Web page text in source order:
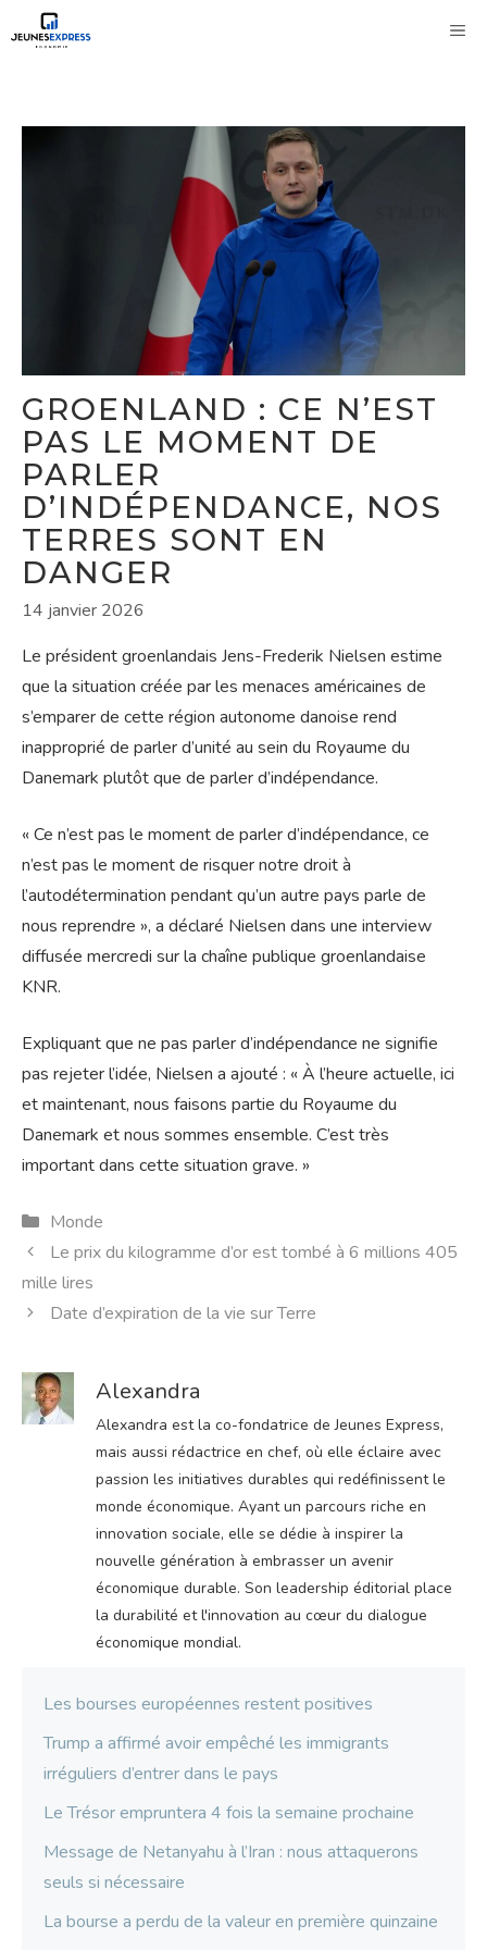
au
GROENLAND : CE N’EST
PAS LE MOMENT DE
PARLER
D’INDÉPENDANCE, NOS
TERRES SONT EN
DANGER
14 janvier 2026
Le président groenlandais Jens-Frederik Nielsen estime
que la situation créée par les menaces américaines de
s’emparer de cette région autonome danoise rend
inapproprié de parler d’unité au sein du Royaume du
Danemark plutôt que de parler d’indépendance.
« Ce n’est pas le moment de parler d’indépendance, ce
n’est pas le moment de risquer notre droit à
l’autodétermination pendant qu’un autre pays parle de
nous reprendre », a déclaré Nielsen dans une interview
diffusée mercredi sur la chaîne publique groenlandaise
KNR.
Expliquant que ne pas parler d’indépendance ne signifie
pas rejeter l’idée, Nielsen a ajouté : « À l’heure actuelle, ici
et maintenant, nous faisons partie du Royaume du
Danemark et nous sommes ensemble. C’est très
important dans cette situation grave. »
Catégories
Monde
Le prix du kilogramme d’or est tombé à 6 millions 405
mille lires
Date d’expiration de la vie sur Terre
Alexandra
Alexandra est la co-fondatrice de Jeunes Express,
mais aussi rédactrice en chef, où elle éclaire avec
passion les initiatives durables qui redéfinissent le
monde économique. Ayant un parcours riche en
innovation sociale, elle se dédie à inspirer la
nouvelle génération à embrasser un avenir
économique durable. Son leadership éditorial place
la durabilité et l'innovation au cœur du dialogue
économique mondial.
Les bourses européennes restent positives
Trump a affirmé avoir empêché les immigrants
irréguliers d’entrer dans le pays
Le Trésor empruntera 4 fois la semaine prochaine
Message de Netanyahu à l’Iran : nous attaquerons
seuls si nécessaire
La bourse a perdu de la valeur en première quinzaine